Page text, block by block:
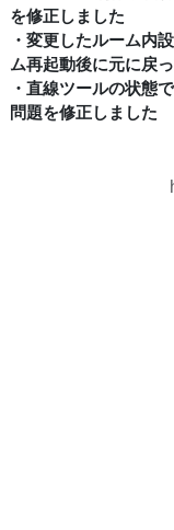
を修正しました
・変更したルーム内
ム再起動後に元に戻
・直線ツールの状態
問題を修正しました